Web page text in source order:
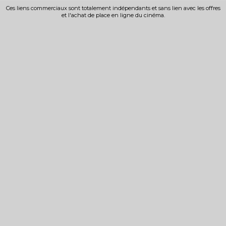
Ces liens commerciaux sont totalement indépendants et sans lien avec les offres
et l'achat de place en ligne du cinéma.